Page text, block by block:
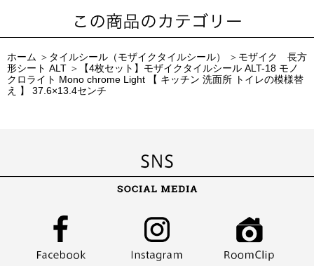
ホーム ＞ タイルシール（モザイクタイルシール） ＞ モザイク 長方
形シート ALT ＞
【4枚セット】モザイクタイルシール ALT-18 モノ
クロライト Mono chrome Light 【 キッチン 洗面所 トイレの模様替
え 】 37.6×13.4センチ